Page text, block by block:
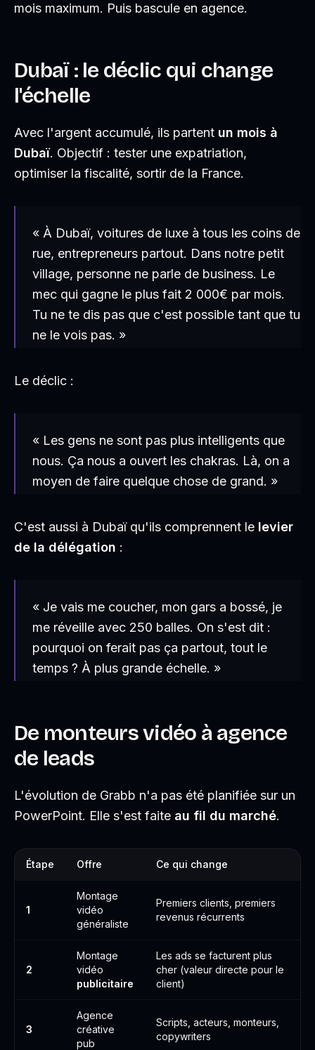
mois maximum. Puis bascule en agence.
Dubaï : le déclic qui change
l'échelle
Avec l'argent accumulé, ils partent un mois à
Dubaï. Objectif : tester une expatriation,
optimiser la fiscalité, sortir de la France.
« À Dubaï, voitures de luxe à tous les coins de
rue, entrepreneurs partout. Dans notre petit
village, personne ne parle de business. Le
mec qui gagne le plus fait 2 000€ par mois.
Tu ne te dis pas que c'est possible tant que tu
ne le vois pas. »
Le déclic :
« Les gens ne sont pas plus intelligents que
nous. Ça nous a ouvert les chakras. Là, on a
moyen de faire quelque chose de grand. »
C'est aussi à Dubaï qu'ils comprennent le levier
de la délégation :
« Je vais me coucher, mon gars a bossé, je
me réveille avec 250 balles. On s'est dit :
pourquoi on ferait pas ça partout, tout le
temps ? À plus grande échelle. »
De monteurs vidéo à agence
de leads
L'évolution de Grabb n'a pas été planifiée sur un
PowerPoint. Elle s'est faite au fil du marché.
Étape Offre Ce qui change
1
Montage
vidéo
généraliste
Premiers clients, premiers
revenus récurrents
2
Montage
vidéo
publicitaire
Les ads se facturent plus
cher (valeur directe pour le
client)
3
Agence
créative
pub
Scripts, acteurs, monteurs,
copywriters